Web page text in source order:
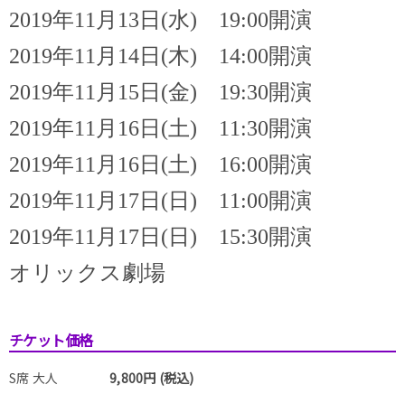
2019年11月13日(水) 19:00開演
2019年11月14日(木) 14:00開演
2019年11月15日(金) 19:30開演
2019年11月16日(土) 11:30開演
2019年11月16日(土) 16:00開演
2019年11月17日(日) 11:00開演
2019年11月17日(日) 15:30開演
オリックス劇場
チケット価格
S席 大人
9,800円 (税込)